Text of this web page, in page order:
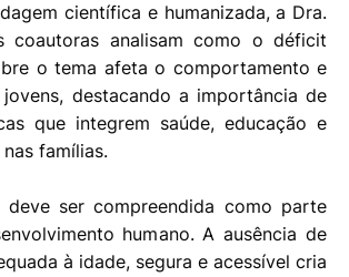
científica e humanizada, a Dra.
coautoras analisam como o déficit
o tema afeta o comportamento e
destacando a importância de
que integrem saúde, educação e
famílias.
deve ser compreendida como parte
humano. A ausência de
à idade, segura e acessível cria